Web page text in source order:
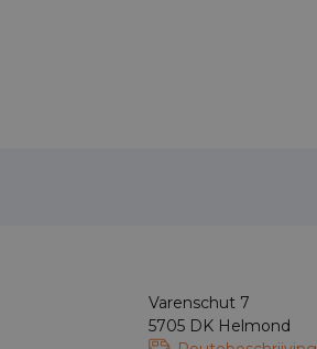
Varenschut 7
5705 DK Helmond